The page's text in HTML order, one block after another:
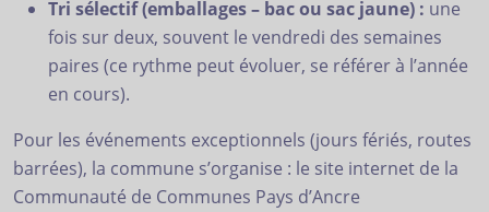
Tri sélectif (emballages – bac ou sac jaune) : une
fois sur deux, souvent le vendredi des semaines
paires (ce rythme peut évoluer, se référer à l’année
en cours).
Pour les événements exceptionnels (jours fériés, routes
barrées), la commune s’organise : le site internet de la
Communauté de Communes Pays d’Ancre